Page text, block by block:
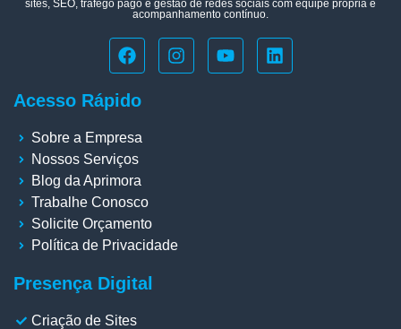
sites, SEO, tráfego pago e gestão de redes sociais com equipe própria e
acompanhamento contínuo.
Acesso Rápido
Sobre a Empresa
Nossos Serviços
Blog da Aprimora
Trabalhe Conosco
Solicite Orçamento
Política de Privacidade
Presença Digital
Criação de Sites